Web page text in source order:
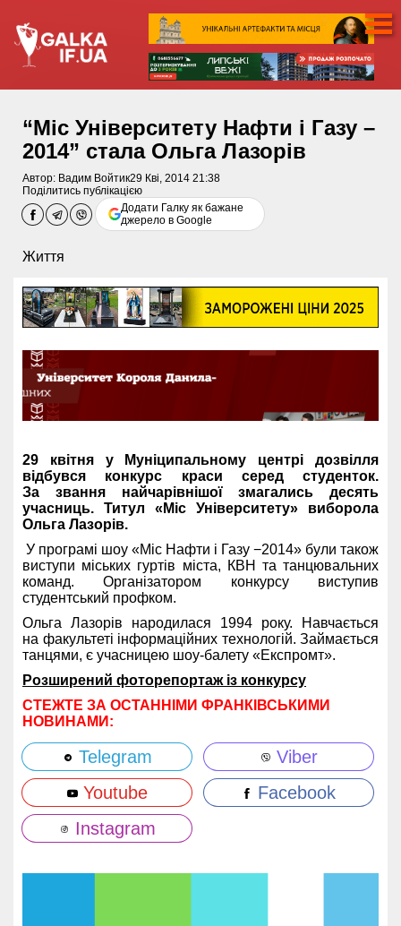
“Міс Університету Нафти і Газу –
2014” стала Ольга Лазорів
Автор: Вадим Войтик29 Кві, 2014 21:38
Поділитись публікацією
Додати Галку як бажане
джерело в Google
Життя
29 квітня у Муніципальному центрі дозвілля
відбувся конкурс краси серед студенток.
За звання найчарівнішої змагались десять
учасниць. Титул «Міс Університету» виборола
Ольга Лазорів.
У програмі шоу «Міс Нафти і Газу −2014» були також
виступи міських гуртів міста, КВН та танцювальних
команд. Організатором конкурсу виступив
студентський профком.
Ольга Лазорів народилася 1994 року. Навчається
на факультеті інформаційних технологій. Займається
танцями, є учасницею шоу-балету «Експромт».
Розширений фоторепортаж із конкурсу
СТЕЖТЕ ЗА ОСТАННІМИ ФРАНКІВСЬКИМИ
НОВИНАМИ:
Telegram
Viber
Youtube
Facebook
Instagram